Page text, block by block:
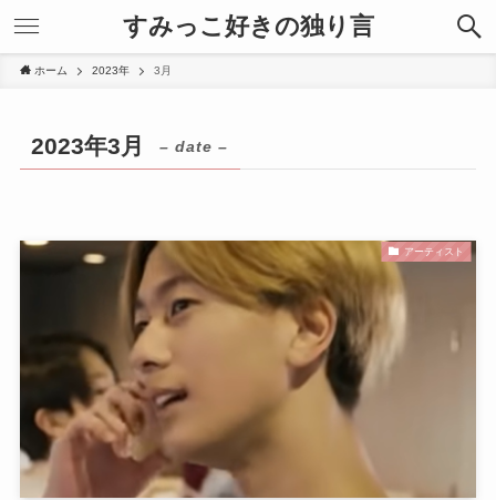
すみっこ好きの独り言
ホーム 2023年 3月
2023年3月 – date –
アーティスト